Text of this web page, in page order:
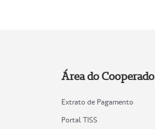
Área do Cooperado
Extrato de Pagamento
Portal TISS